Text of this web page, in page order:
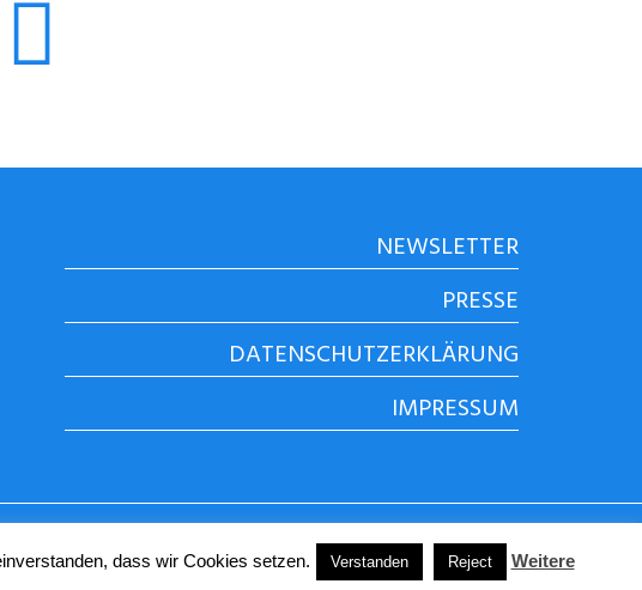
NEWSLETTER
PRESSE
DATENSCHUTZERKLÄRUNG
IMPRESSUM
dass wir Cookies setzen. Verstanden Reject
Weitere